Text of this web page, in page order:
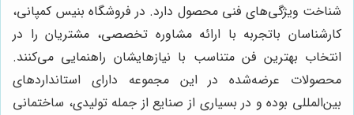
شناخت ویژگی‌های فنی محصول دارد. در فروشگاه بنیس کمپانی،
کارشناسان باتجربه با ارائه مشاوره تخصصی، مشتریان را در
انتخاب بهترین فن متناسب با نیازهایشان راهنمایی می‌کنند.
محصولات عرضه‌شده در این مجموعه دارای استانداردهای
بین‌المللی بوده و در بسیاری از صنایع از جمله تولیدی، ساختمانی